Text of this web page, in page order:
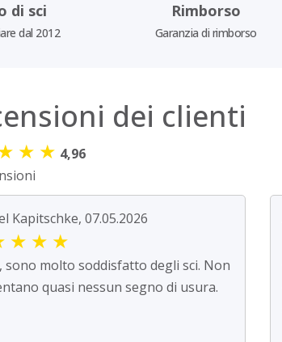
di sci
dal 2012
Rimborso
Garanzia di rimborso
dei clienti
★ ★ 4,96
Kapitschke, 07.05.2026
★ ★ ★
sono molto soddisfatto degli sci. Non
quasi nessun segno di usura.